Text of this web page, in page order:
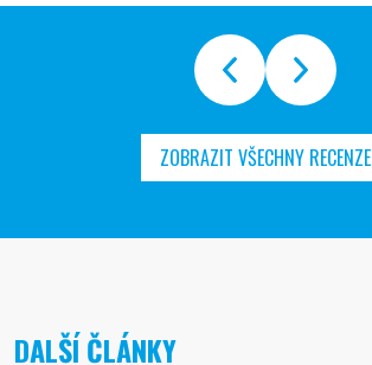
ZOBRAZIT VŠECHNY RECENZE
DALŠÍ ČLÁNKY